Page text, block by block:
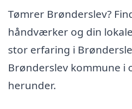
Tømrer Brønderslev?
håndværker og din
stor erfaring i
Brønderslev kommune i
herunder.